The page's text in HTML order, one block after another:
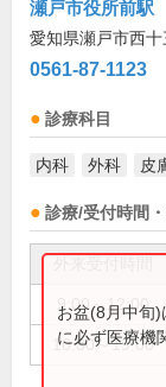
瀬戸市役所前駅
愛知県瀬戸市西
0561-87-1123
診療科目
内科 外科 皮
診療/受付時間
9:00～12:00
16:30～19:00
お盆(8月中旬
に必ず医療機